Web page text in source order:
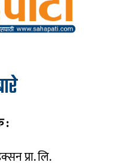
:
प्रा. लि.